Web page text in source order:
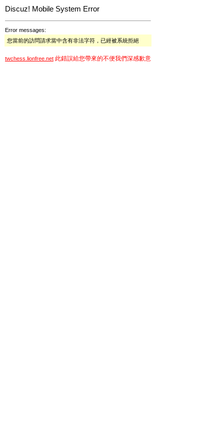
Discuz! Mobile System Error
Error messages:
您當前的訪問請求當中含有非法字符，已經被系統拒絕
twchess.lionfree.net 此錯誤給您帶來的不便我們深感歉意